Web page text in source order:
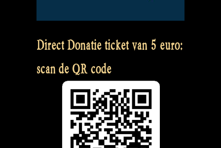
Direct Donatie ticket van 5 euro:
scan de QR code